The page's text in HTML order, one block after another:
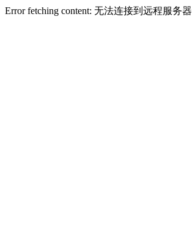
Error fetching content: 无法连接到远程服务器